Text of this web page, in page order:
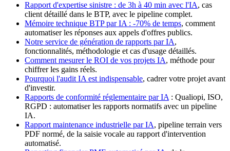
Rapport d'expertise sinistre : de 3h à 40 min avec l'IA, cas
client détaillé dans le BTP, avec le pipeline complet.
Mémoire technique BTP par IA : -70% de temps, comment
automatiser les réponses aux appels d'offres publics.
Notre service de génération de rapports par IA,
fonctionnalités, méthodologie et cas d'usage détaillés.
Comment mesurer le ROI de vos projets IA, méthode pour
chiffrer les gains réels.
Pourquoi l'audit IA est indispensable, cadrer votre projet avant
d'investir.
Rapports de conformité réglementaire par IA : Qualiopi, ISO,
RGPD : automatiser les rapports normatifs avec un pipeline
IA.
Rapport maintenance industrielle par IA, pipeline terrain vers
PDF normé, de la saisie vocale au rapport d'intervention
automatisé.